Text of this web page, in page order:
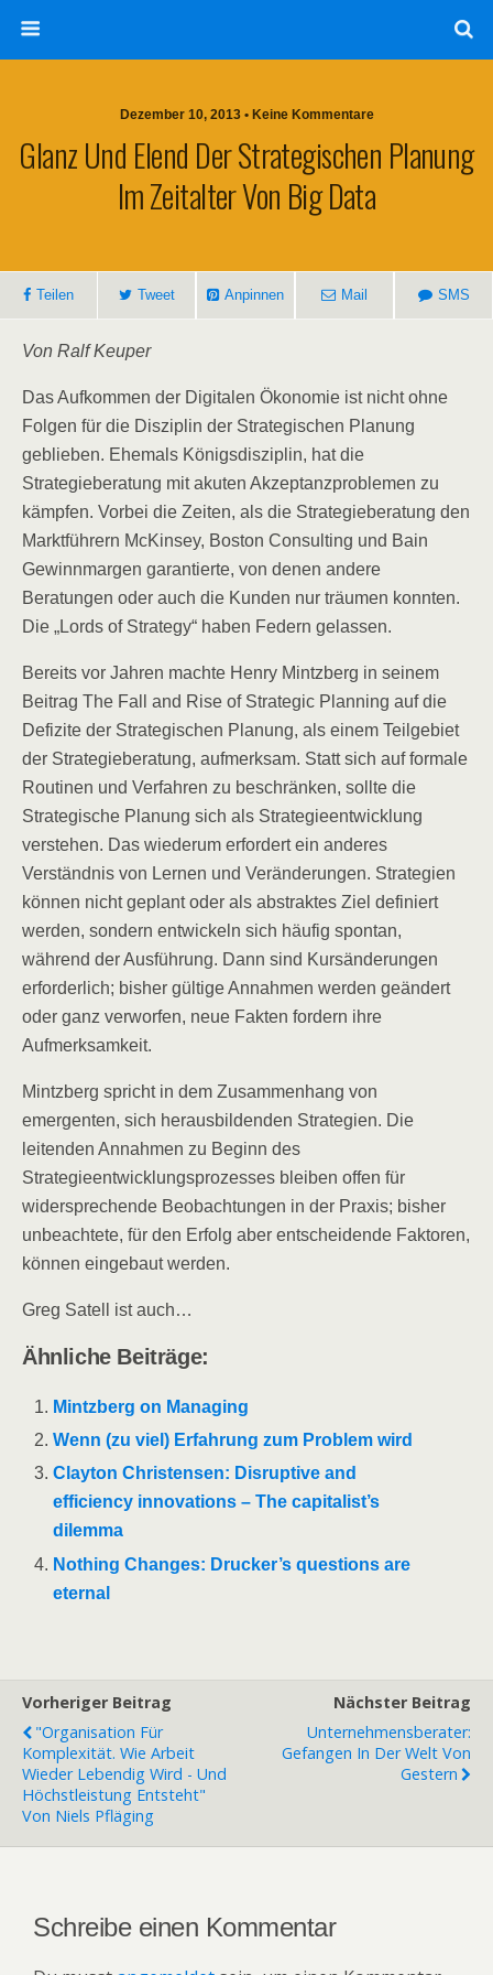
Dezember 10, 2013 • Keine Kommentare
Glanz Und Elend Der Strategischen Planung
Im Zeitalter Von Big Data
Teilen Tweet Anpinnen Mail SMS
Von Ralf Keuper
Das Aufkommen der Digitalen Ökonomie ist nicht ohne
Folgen für die Disziplin der Strategischen Planung
geblieben. Ehemals Königsdisziplin, hat die
Strategieberatung mit akuten Akzeptanzproblemen zu
kämpfen. Vorbei die Zeiten, als die Strategieberatung den
Marktführern McKinsey, Boston Consulting und Bain
Gewinnmargen garantierte, von denen andere
Beratungen oder auch die Kunden nur träumen konnten.
Die „Lords of Strategy“ haben Federn gelassen.
Bereits vor Jahren machte Henry Mintzberg in seinem
Beitrag The Fall and Rise of Strategic Planning auf die
Defizite der Strategischen Planung, als einem Teilgebiet
der Strategieberatung, aufmerksam. Statt sich auf formale
Routinen und Verfahren zu beschränken, sollte die
Strategische Planung sich als Strategieentwicklung
verstehen. Das wiederum erfordert ein anderes
Verständnis von Lernen und Veränderungen. Strategien
können nicht geplant oder als abstraktes Ziel definiert
werden, sondern entwickeln sich häufig spontan,
während der Ausführung. Dann sind Kursänderungen
erforderlich; bisher gültige Annahmen werden geändert
oder ganz verworfen, neue Fakten fordern ihre
Aufmerksamkeit.
Mintzberg spricht in dem Zusammenhang von
emergenten, sich herausbildenden Strategien. Die
leitenden Annahmen zu Beginn des
Strategieentwicklungsprozesses bleiben offen für
widersprechende Beobachtungen in der Praxis; bisher
unbeachtete, für den Erfolg aber entscheidende Faktoren,
können eingebaut werden.
Greg Satell ist auch…
Ähnliche Beiträge:
Mintzberg on Managing
Wenn (zu viel) Erfahrung zum Problem wird
Clayton Christensen: Disruptive and
efficiency innovations – The capitalist’s
dilemma
Nothing Changes: Drucker’s questions are
eternal
Vorheriger Beitrag
"Organisation Für
Komplexität. Wie Arbeit
Wieder Lebendig Wird - Und
Höchstleistung Entsteht"
Von Niels Pfläging
Nächster Beitrag
Unternehmensberater:
Gefangen In Der Welt Von
Gestern
Schreibe einen Kommentar